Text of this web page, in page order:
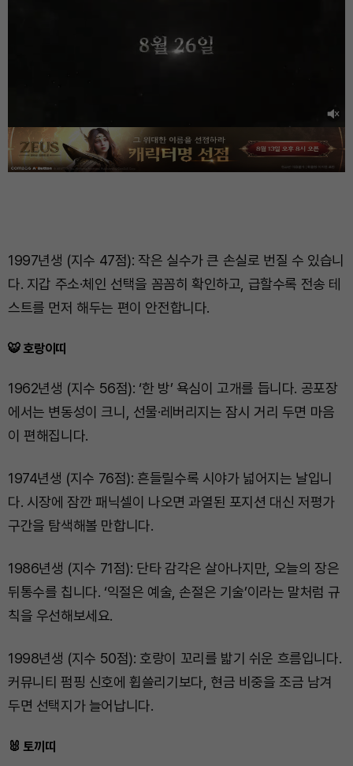
1997년생 (지수 47점): 작은 실수가 큰 손실로 번질 수 있습니
다. 지갑 주소·체인 선택을 꼼꼼히 확인하고, 급할수록 전송 테
스트를 먼저 해두는 편이 안전합니다.
🐯 호랑이띠
1962년생 (지수 56점): ‘한 방’ 욕심이 고개를 듭니다. 공포장
에서는 변동성이 크니, 선물·레버리지는 잠시 거리 두면 마음
이 편해집니다.
1974년생 (지수 76점): 흔들릴수록 시야가 넓어지는 날입니
다. 시장에 잠깐 패닉셀이 나오면 과열된 포지션 대신 저평가
구간을 탐색해볼 만합니다.
1986년생 (지수 71점): 단타 감각은 살아나지만, 오늘의 장은
뒤통수를 칩니다. ‘익절은 예술, 손절은 기술’이라는 말처럼 규
칙을 우선해보세요.
1998년생 (지수 50점): 호랑이 꼬리를 밟기 쉬운 흐름입니다.
커뮤니티 펌핑 신호에 휩쓸리기보다, 현금 비중을 조금 남겨
두면 선택지가 늘어납니다.
🐰 토끼띠